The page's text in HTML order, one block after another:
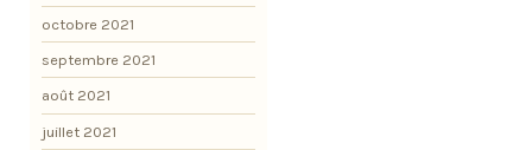
octobre 2021
septembre 2021
août 2021
juillet 2021